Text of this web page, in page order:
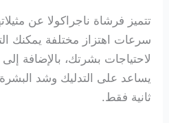
سرعات اهتزاز مختلفة يمكنك
لاحتياجات بشرتك، بالإضافة
ثانية فقط.